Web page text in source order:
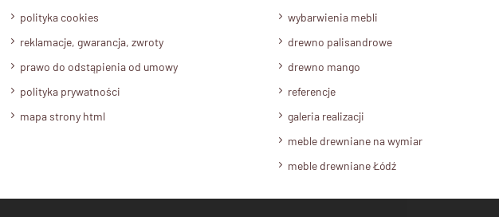
polityka cookies
reklamacje, gwarancja, zwroty
prawo do odstąpienia od umowy
polityka prywatności
mapa strony html
wybarwienia mebli
drewno palisandrowe
drewno mango
referencje
galeria realizacji
meble drewniane na wymiar
meble drewniane Łódź